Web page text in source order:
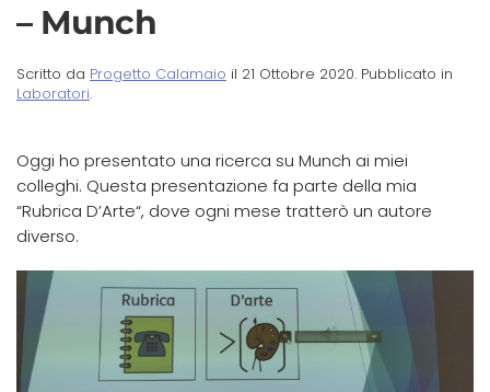
– Munch
Scritto da Progetto Calamaio il 21 Ottobre 2020. Pubblicato in
Laboratori.
Oggi ho presentato una ricerca su Munch ai miei
colleghi. Questa presentazione fa parte della mia
“Rubrica D’Arte“, dove ogni mese tratterò un autore
diverso.